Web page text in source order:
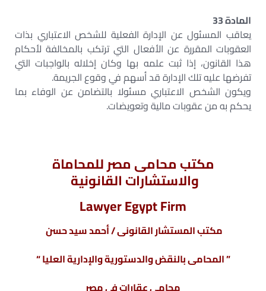
المادة 33
يعاقب المسئول عن الإدارة الفعلية للشخص الاعتباري بذات
العقوبات المقررة عن الأفعال التي ترتكب بالمخالفة لأحكام
هذا القانون، إذا ثبت علمه بها وكان إخلاله بالواجبات التي
تفرضها عليه تلك الإدارة قد أسهم في وقوع الجريمة.
ويكون الشخص الاعتباري مسئولا بالتضامن عن الوفاء بما
يحكم به من عقوبات مالية وتعويضات.
مكتب محامى مصر للمحاماة
والاستشارات القانونية
Lawyer Egypt Firm
مكتب المستشار القانونى / أحمد سيد حسن
” المحامى بالنقض والدستورية والإدارية العليا “
محامى عقارات فى مصر